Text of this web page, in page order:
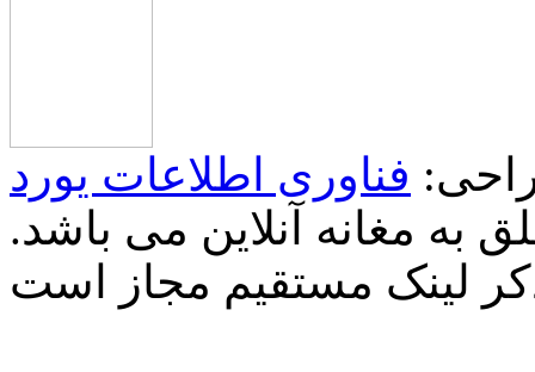
فناوری اطلاعات یورد
به مغانه آنلاین می باشد.